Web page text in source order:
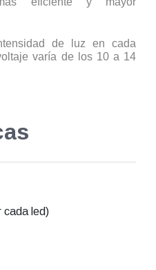
de luz en cada
varía de los 10 a 14
cada led)